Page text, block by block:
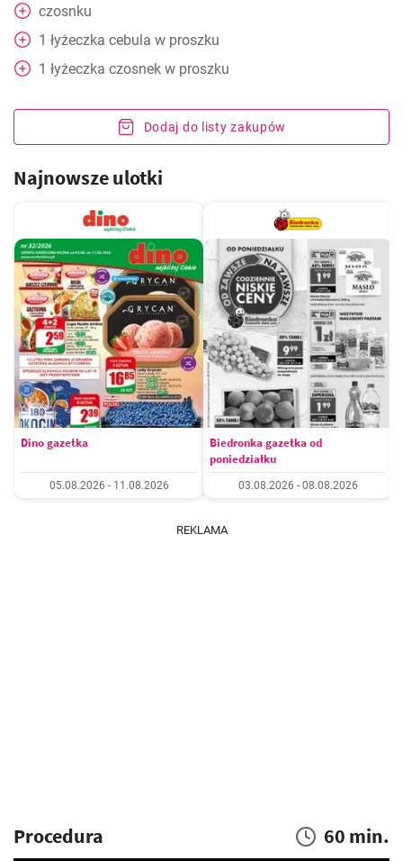
czosnku
1 łyżeczka cebula w proszku
1 łyżeczka czosnek w proszku
Dodaj do listy zakupów
Najnowsze ulotki
Dino gazetka
05.08.2026 - 11.08.2026
Biedronka gazetka od
poniedziałku
03.08.2026 - 08.08.2026
REKLAMA
Procedura 60 min.